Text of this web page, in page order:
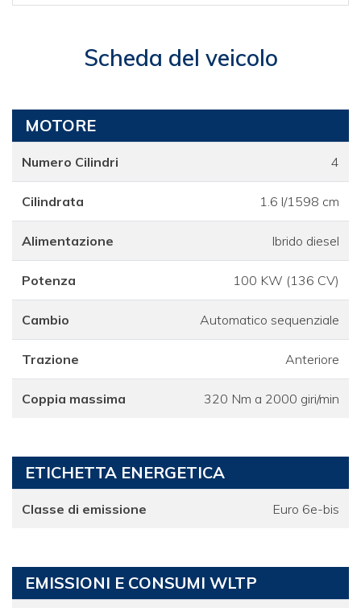
Scheda del veicolo
MOTORE
Numero Cilindri 4
Cilindrata 1.6 l/1598 cm
Alimentazione Ibrido diesel
Potenza 100 KW (136 CV)
Cambio Automatico sequenziale
Trazione Anteriore
Coppia massima 320 Nm a 2000 giri/min
ETICHETTA ENERGETICA
Classe di emissione Euro 6e-bis
EMISSIONI E CONSUMI WLTP